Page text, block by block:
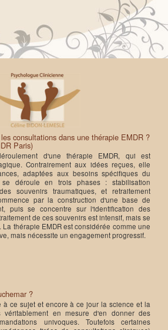
consultations dans une thérapie EMDR ?
Paris)
d'une thérapie EMDR, qui est
Contrairement aux idées reçues, elle
adaptées aux besoins spécifiques du
déroule en trois phases : stabilisation
souvenirs traumatiques, et retraitement
par la construction d'une base de
puis se concentre sur l'identification des
de ces souvenirs est intensif, mais se
thérapie EMDR est considérée comme une
mais nécessite un engagement progressif.
?
à ce sujet et encore à ce jour la science et la
en mesure d'en donner des
univoques. Toutefois certaines